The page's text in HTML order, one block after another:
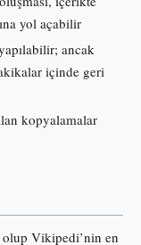
yol açabilir
ancak
içinde geri
kopyalamalar
olup Vikipedi’nin en